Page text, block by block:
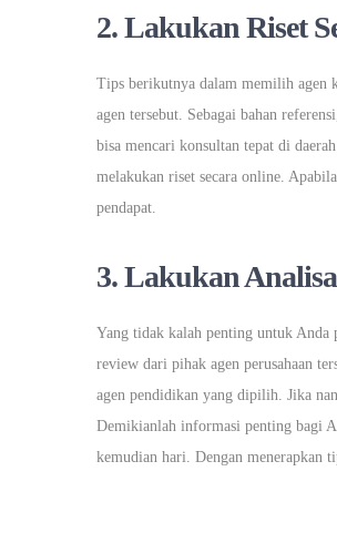
2. Lakukan Riset
Tips berikutnya dalam memilih agen
agen tersebut. Sebagai bahan
bisa mencari konsultan tepat di
melakukan riset secara online.
pendapat.
3. Lakukan
Yang tidak kalah penting untuk Anda
review dari pihak agen perusahaan
agen pendidikan yang dipilih. Jika
Demikianlah informasi penting bagi
kemudian hari. Dengan menerapkan